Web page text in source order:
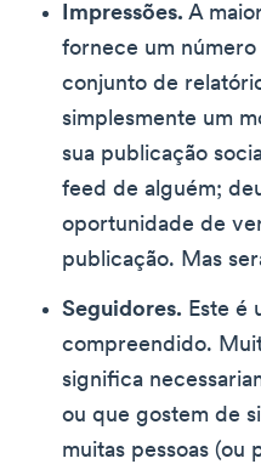
Impressões. A
fornece um
conjunto de
simplesmente um
sua publicação
feed de alguém;
oportunidade de
publicação. Mas
Seguidores. Este é
compreendido.
significa
ou que gostem de
muitas pessoas (ou